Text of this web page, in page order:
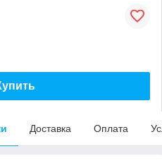
Доставка Оплата